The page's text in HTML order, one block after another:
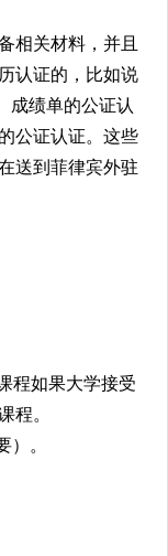
相关材料，并且
认证的，比如说
成绩单的公证认
公证认证。这些
送到菲律宾外驻
程如果大学接受
程。
。